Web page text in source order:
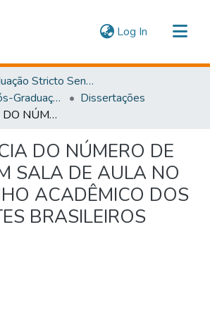
Log In (current)
Pós-Graduação Stricto Sensu
Programa de Pós-Graduação em Educação
Dissertações
A INFLUÊNCIA DO NÚMERO DE ALUNOS EM SALA DE AULA NO DESEMPENHO ACADÊMICO DOS ESTUDANTES BRASILEIROS
DO NÚMERO DE
SALA DE AULA NO
ACADÊMICO DOS
BRASILEIROS